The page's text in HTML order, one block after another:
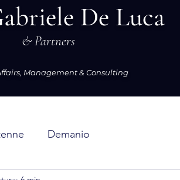
De Luca
& Partners
Management & Consulting
Demanio